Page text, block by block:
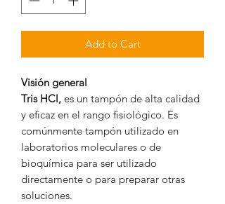
Add to Cart
Visión general
Tris HCl, es un tampón de alta calidad
y eficaz en el rango fisiológico. Es
comúnmente tampón utilizado en
laboratorios moleculares o de
bioquímica para ser utilizado
directamente o para preparar otras
soluciones.